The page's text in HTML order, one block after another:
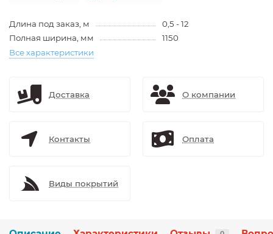
Длина под заказ, м
0,5 - 12
Полная ширина, мм
1150
Все характеристики
Доставка О компании
Контакты Оплата
Виды покрытий